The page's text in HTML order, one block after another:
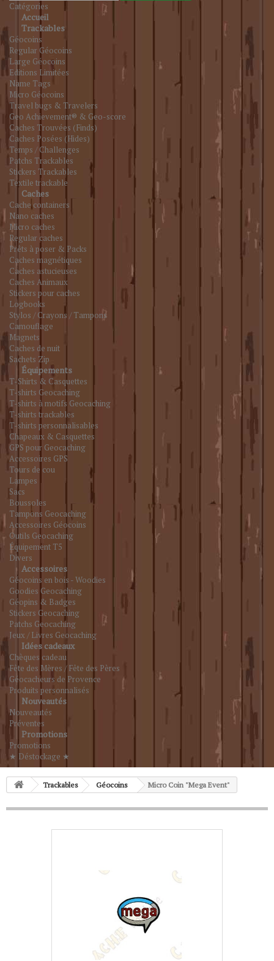
Catégories
Accueil
Trackables
Géocoins
Regular Géocoins
Large Géocoins
Editions Limitées
Name Tags
Micro Géocoins
Travel bugs & Travelers
Geo Achievement® & Geo-score
Caches Trouvées (Finds)
Caches Posées (Hides)
Temps / Challenges
Patchs Trackables
Stickers Trackables
Textile trackable
Caches
Cache containers
Nano caches
Micro caches
Regular caches
Prêts à poser & Packs
Caches magnétiques
Caches astucieuses
Caches Animaux
Stickers pour caches
Logbooks
Stylos / Crayons / Tampons
Camouflage
Magnets
Caches de nuit
Sachets Zip
Équipements
T-Shirts & Casquettes
T-shirts Geocaching
T-shirts à motifs Geocaching
T-shirts trackables
T-shirts personnalisables
Chapeaux & Casquettes
GPS pour Geocaching
Accessoires GPS
Tours de cou
Lampes
Sacs
Boussoles
Tampons Geocaching
Accessoires Géocoins
Outils Geocaching
Équipement T5
Divers
Accessoires
Géocoins en bois - Woodies
Goodies Geocaching
Géopins & Badges
Stickers Geocaching
Patchs Geocaching
Jeux / Livres Geocaching
Idées cadeaux
Chèques cadeau
Fête des Mères / Fête des Pères
Géocacheurs de Provence
Produits personnalisés
Nouveautés
Nouveautés
Préventes
Promotions
Promotions
★ Déstockage ★
Trackables Géocoins Micro Coin "Mega Event"